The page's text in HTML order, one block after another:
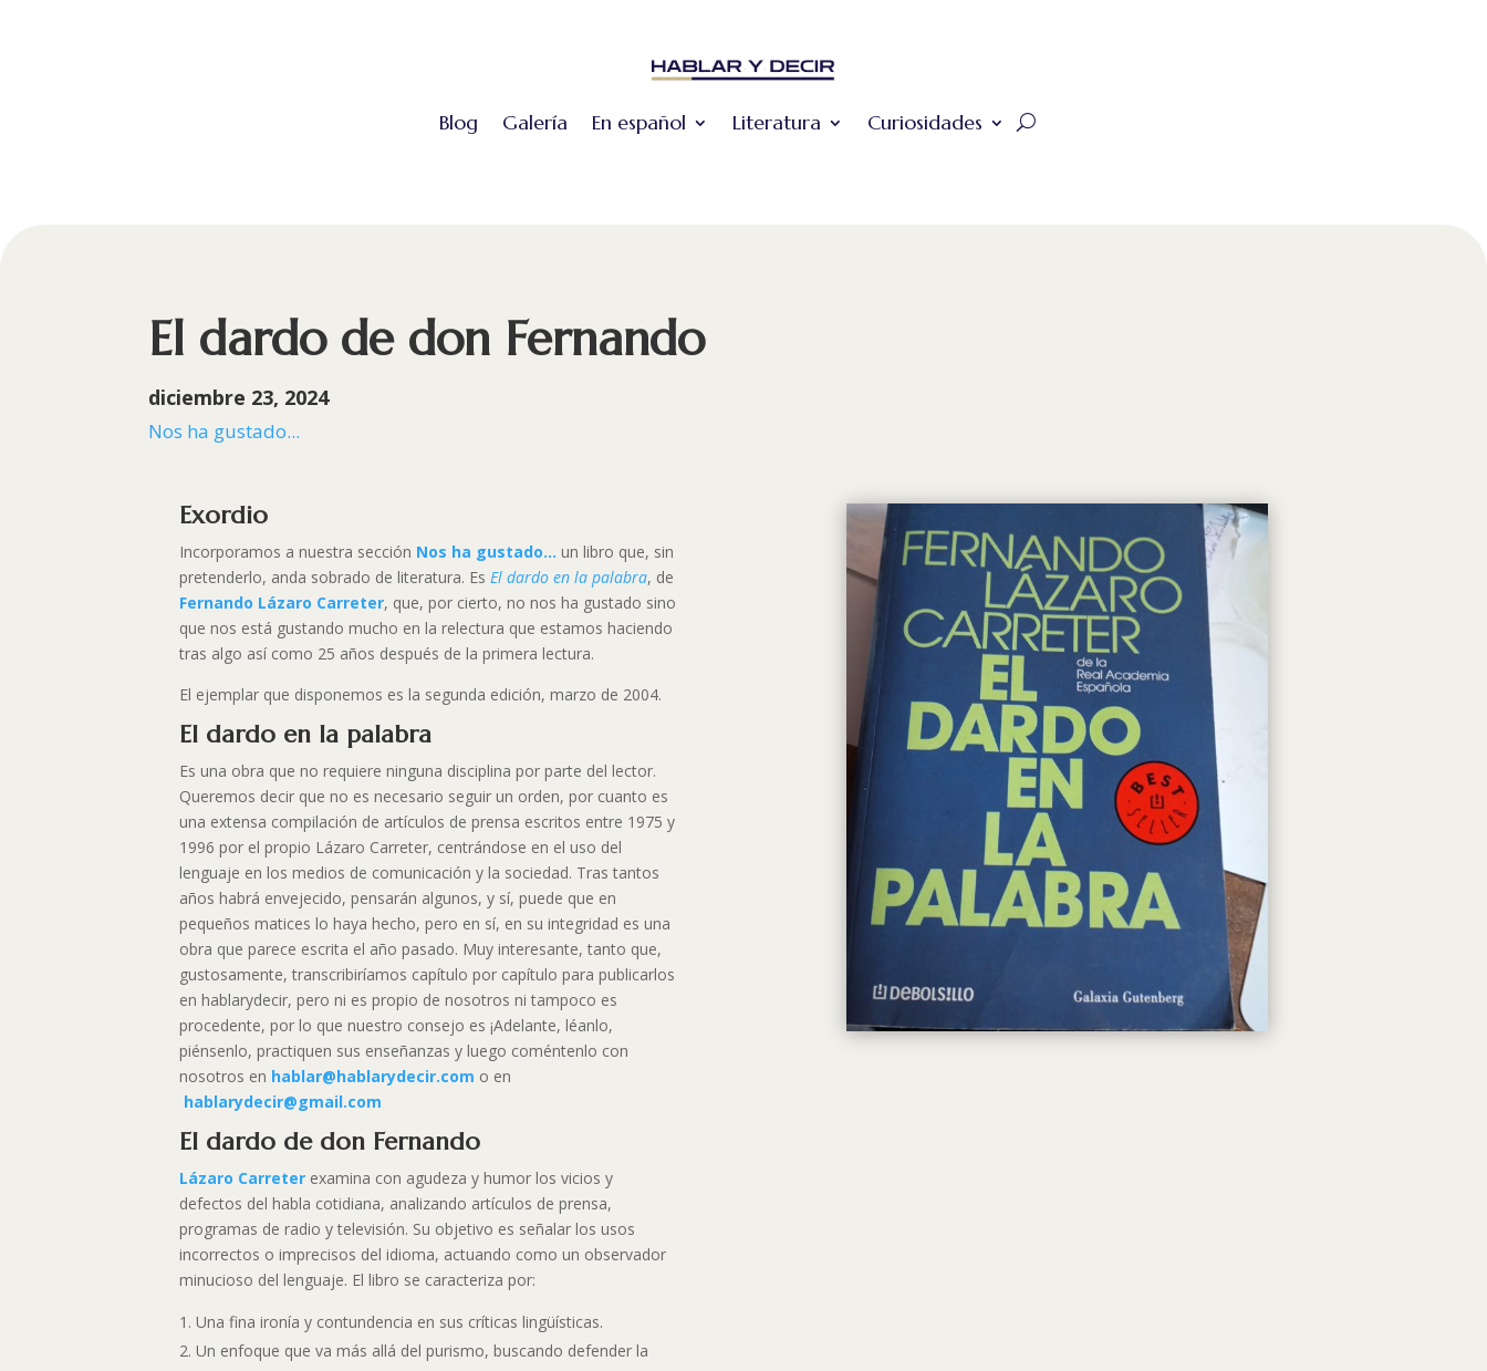
Blog Galería En español Literatura Curiosidades
El dardo de don Fernando
diciembre 23, 2024
Nos ha gustado...
Exordio
Incorporamos a nuestra sección Nos ha gustado… un libro que, sin
pretenderlo, anda sobrado de literatura. EsEl dardo en la palabra, de
Fernando Lázaro Carreter, que, por cierto, no nos ha gustado sino
que nos está gustando mucho en la relectura que estamos haciendo
tras algo así como 25 años después de la primera lectura.
El ejemplar que disponemos es la segunda edición, marzo de 2004.
El dardo en la palabra
Es una obra que no requiere ninguna disciplina por parte del lector.
Queremos decir que no es necesario seguir un orden, por cuanto es
una extensa compilación de artículos de prensa escritos entre 1975 y
1996 por el propio Lázaro Carreter, centrándose en el uso del
lenguaje en los medios de comunicación y la sociedad. Tras tantos
años habrá envejecido, pensarán algunos, y sí, puede que en
pequeños matices lo haya hecho, pero en sí, en su integridad es una
obra que parece escrita el año pasado. Muy interesante, tanto que,
gustosamente, transcribiríamos capítulo por capítulo para publicarlos
en hablarydecir, pero ni es propio de nosotros ni tampoco es
procedente, por lo que nuestro consejo es ¡Adelante, léanlo,
piénsenlo, practiquen sus enseñanzas y luego coméntenlo con
nosotros en hablar@hablarydecir.com o en
hablarydecir@gmail.com
El dardo de don Fernando
Lázaro Carreter examina con agudeza y humor los vicios y
defectos del habla cotidiana, analizando artículos de prensa,
programas de radio y televisión. Su objetivo es señalar los usos
incorrectos o imprecisos del idioma, actuando como un observador
minucioso del lenguaje. El libro se caracteriza por:
Una fina ironía y contundencia en sus críticas lingüísticas.
Un enfoque que va más allá del purismo, buscando defender la